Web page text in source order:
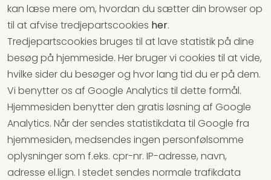
kan læse mere om, hvordan du sætter din browser op
til at afvise tredjepartscookies her.
Tredjepartscookies bruges til at lave statistik på dine
besøg på hjemmeside. Her bruger vi cookies til at vide,
hvilke sider du besøger og hvor lang tid du er på dem.
Vi benytter os af Google Analytics til dette formål.
Hjemmesiden benytter den gratis løsning af Google
Analytics. Når der sendes statistikdata til Google fra
hjemmesiden, medsendes ingen personfølsomme
oplysninger som f.eks. cpr-nr. IP-adresse, navn,
adresse el.lign. I stedet sendes normale trafikdata